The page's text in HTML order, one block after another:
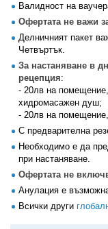
Валидност на
Офертата не важи
Делничният пакет
Четвъртък.
За настаняване в
рецепция:
- 20лв на
хидромасажен душ;
- 20лв на
С предварителна
Необходимо е да
при настаняване.
Офертата не
Aнулация е
Всички други